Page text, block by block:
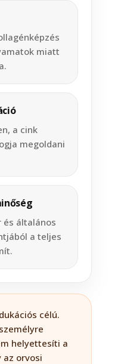
miatt
a cink
megoldani
és általános
a teljes
célú.
helyettesíti a
az orvosi